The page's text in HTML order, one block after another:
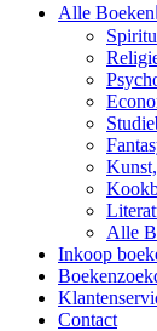
Alle Boeken
Alle
Inkoop
Contact